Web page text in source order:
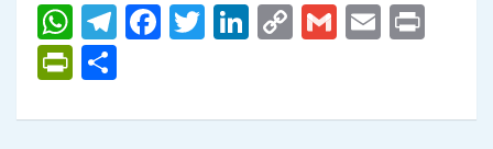
W
h
at
s
T
gr
F
e
T
er
Li
e
C
y
G
l
E
l
P
nt m